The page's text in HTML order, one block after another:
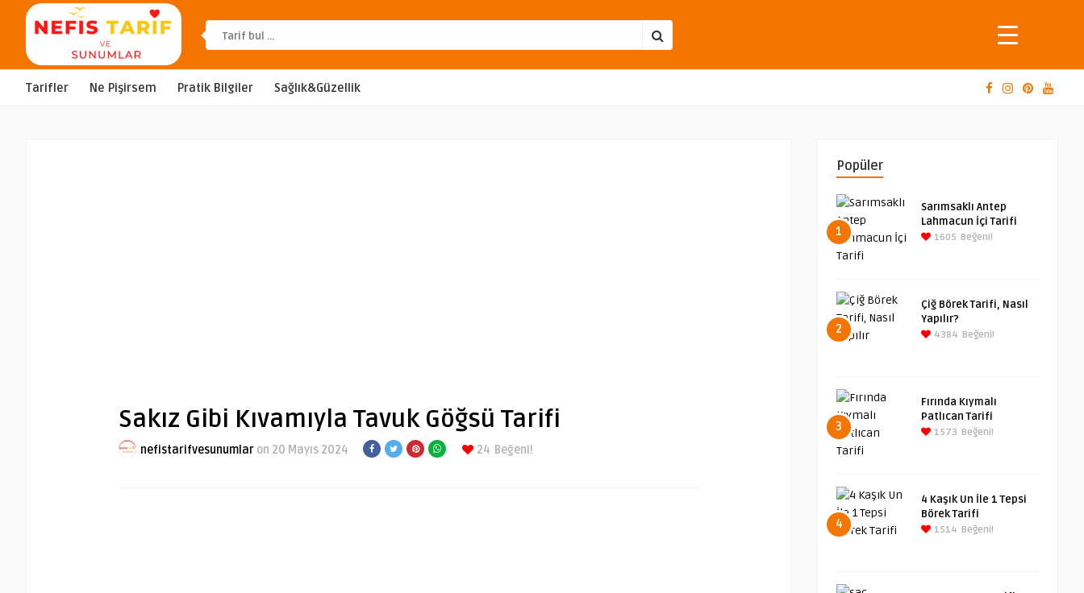
Tarifler Ne Pişirsem Pratik Bilgiler Sağlık&Güzellik
Sakız Gibi Kıvamıyla Tavuk Göğsü Tarifi
nefistarifvesunumlar on 20 Mayıs 2024 24 Beğeni!
Popüler
1
Sarımsaklı Antep
Lahmacun İçi Tarifi
1605 Beğeni!
2
Çiğ Börek Tarifi, Nasıl
Yapılır?
4384 Beğeni!
3
Fırında Kıymalı
Patlıcan Tarifi
1573 Beğeni!
4
4 Kaşık Un İle 1 Tepsi
Börek Tarifi
1514 Beğeni!